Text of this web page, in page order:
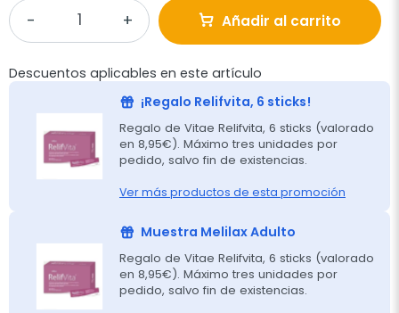
Añadir al carrito
Descuentos aplicables en este artículo
¡Regalo Relifvita, 6 sticks!
Regalo de Vitae Relifvita, 6 sticks (valorado
en 8,95€). Máximo tres unidades por
pedido, salvo fin de existencias.
Ver más productos de esta promoción
Muestra Melilax Adulto
Regalo de Vitae Relifvita, 6 sticks (valorado
en 8,95€). Máximo tres unidades por
pedido, salvo fin de existencias.